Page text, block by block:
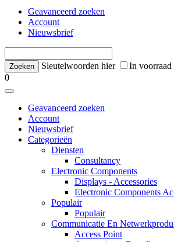
Geavanceerd zoeken
Account
Nieuwsbrief
Sleutelwoorden hier
In voorraad
0
Geavanceerd zoeken
Account
Nieuwsbrief
Categorieën
Diensten
Consultancy
Electronic Components
Displays - Accessories
Electronic Components
Populair
Populair
Communicatie En
Access Point